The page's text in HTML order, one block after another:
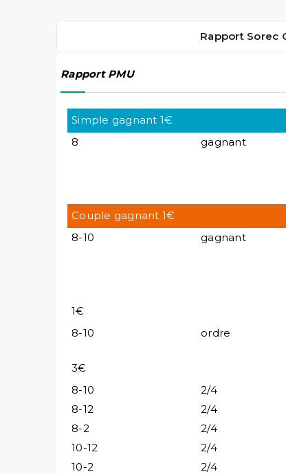
Rapport Sorec
Rapport PMU
Simple gagnant 1€
8
gagnant
Couple gagnant 1€
8-10
gagnant
1€
8-10
ordre
3€
8-10
2/4
8-12
2/4
8-2
2/4
10-12
2/4
10-2
2/4